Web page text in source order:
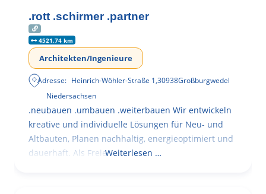
.rott .schirmer .partner
4521.74 km
Architekten/Ingenieure
Adresse: Heinrich-Wöhler-Straße 1,30938Großburgwedel
Niedersachsen
.neubauen .umbauen .weiterbauen Wir entwickeln
kreative und individuelle Lösungen für Neu- und
Altbauten, Planen nachhaltig, energieoptimiert und
dauerhaft. Als FreieWeiterlesen …